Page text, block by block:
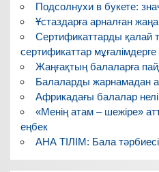
Подсолнухи в букете:
Ұстаздарға арналған жаңа
Сертификаттарды қалай
сертификаттар мұғалімдерге
Жаңғақтың балаларға
Балаларды жарнамадан
Африкадағы балалар
«Менің атам – шежіре»
еңбек
АНА ТІЛІМ: Бала